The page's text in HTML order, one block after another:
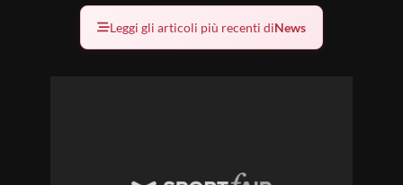
Leggi gli articoli più recenti diNews